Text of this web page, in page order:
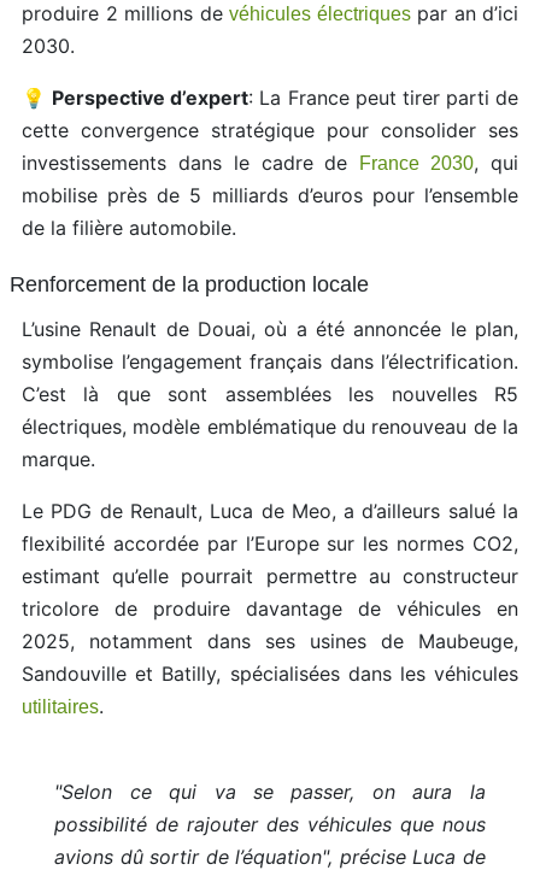
produire 2 millions de véhicules électriquespar an d’ici
2030.
💡 Perspective d’expert: La France peut tirer parti de
cette convergence stratégique pour consolider ses
investissements dans le cadre de
France 2030, qui
mobilise près de 5 milliards d’euros pour l’ensemble
de la filière automobile.
Renforcement de la production locale
L’usine Renault de Douai, où a été annoncée le plan,
symbolise l’engagement français dans l’électrification.
C’est là que sont assemblées les nouvelles R5
électriques, modèle emblématique du renouveau de la
marque.
Le PDG de Renault, Luca de Meo, a d’ailleurs salué la
flexibilité accordée par l’Europe sur les normes CO2,
estimant qu’elle pourrait permettre au constructeur
tricolore de produire davantage de véhicules en
2025, notamment dans ses usines de Maubeuge,
Sandouville et Batilly, spécialisées dans les véhicules
utilitaires.
"Selon ce qui va se passer, on aura la
possibilité de rajouter des véhicules que nous
avions dû sortir de l’équation", précise Luca de